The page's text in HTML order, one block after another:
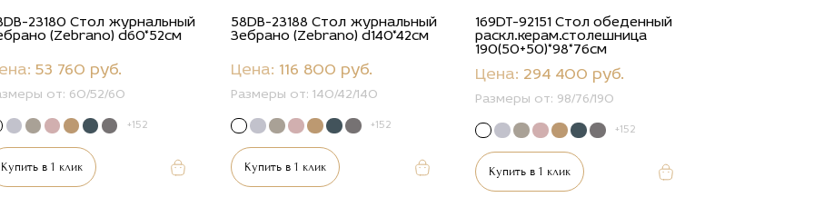
23180 Стол журнальный
(Zebrano) d60*52см
53 760 руб.
от: 60/52/60
+152
Купить в 1 клик
58DB-23188 Стол журнальный
Зебрано (Zebrano) d140*42см
Цена: 116 800 руб.
Размеры от:140/42/140
+152
Купить в 1 клик
169DT-92151 Стол обеденный
раскл.керам.столешница
190(50+50)*98*76см
Цена: 294 400 руб.
Размеры от: 98/76/190
+152
Купить в 1 клик